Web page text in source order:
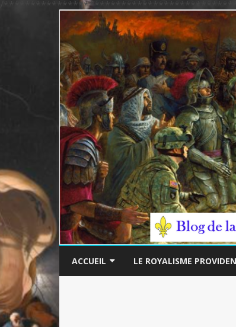
/
ACCUEIL LE ROYALISME